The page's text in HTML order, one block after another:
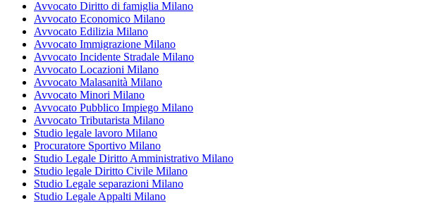
Avvocato Diritto di famiglia Milano
Avvocato Economico Milano
Avvocato Edilizia Milano
Avvocato Immigrazione Milano
Avvocato Incidente Stradale Milano
Avvocato Locazioni Milano
Avvocato Malasanità Milano
Avvocato Minori Milano
Avvocato Pubblico Impiego Milano
Avvocato Tributarista Milano
Studio legale lavoro Milano
Procuratore Sportivo Milano
Studio Legale Diritto Amministrativo Milano
Studio legale Diritto Civile Milano
Studio Legale separazioni Milano
Studio Legale Appalti Milano